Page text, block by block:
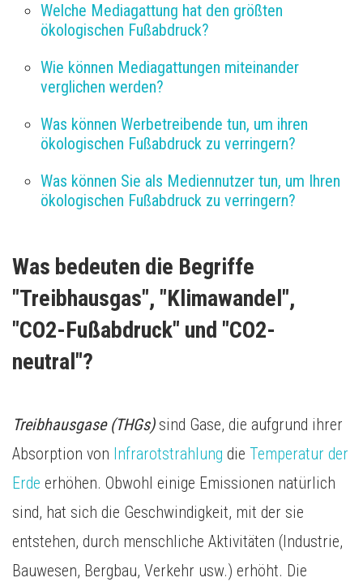
Welche Mediagattung hat den größten
ökologischen Fußabdruck?
Wie können Mediagattungen miteinander
verglichen werden?
Was können Werbetreibende tun, um ihren
ökologischen Fußabdruck zu verringern?
Was können Sie als Mediennutzer tun, um Ihren
ökologischen Fußabdruck zu verringern?
Was bedeuten die Begriffe
"Treibhausgas", "Klimawandel",
"CO2-Fußabdruck" und "CO2-
neutral"?
Treibhausgase (THGs)sind Gase, die aufgrund ihrer
Absorption von Infrarotstrahlung die Temperatur der
Erde erhöhen. Obwohl einige Emissionen natürlich
sind, hat sich die Geschwindigkeit, mit der sie
entstehen, durch menschliche Aktivitäten (Industrie,
Bauwesen, Bergbau, Verkehr usw.) erhöht. Die